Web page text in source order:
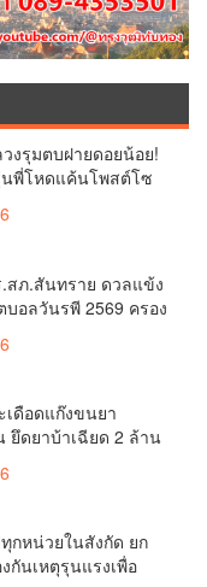
งรุมตบฝายดอยน้อย!
นพี่โหดแค้นโพสต์โซ
อาผิดถึงที่สุด
.สภ.สันทราย ดวลแข้ง
อลวันรพี 2569 ครอง
เดือดแก๊งขนยา
ยึดยาบ้าเฉียด 2 ล้าน
กหน่วยในสังกัด ยก
กันเหตุรุนแรงเพื่อ